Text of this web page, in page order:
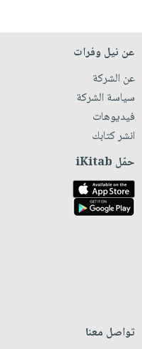
عن نيل وفرات
عن الشركة
سياسة الشركة
فيديوهات
انشر كتابك
حمّل iKitab
تواصل معنا